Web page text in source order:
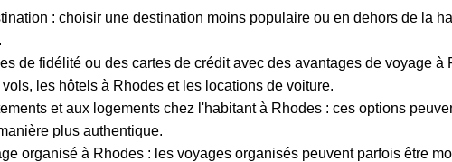
: choisir une destination moins populaire ou en dehors de la
de fidélité ou des cartes de crédit avec des avantages de voyage
les hôtels à Rhodes et les locations de voiture.
et aux logements chez l'habitant à Rhodes : ces options
plus authentique.
organisé à Rhodes : les voyages organisés peuvent parfois être